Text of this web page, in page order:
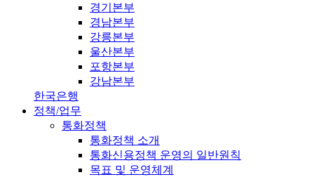
경기본부
경남본부
강릉본부
울산본부
포항본부
강남본부
한국은행
정책/업무
통화정책
통화정책 소개
통화신용정책 운영의 일반원칙
목표 및 운영체계